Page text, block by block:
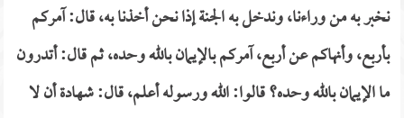
نخبر به من وراءنا، وندخل به الجنة إذا نحن أخذنا به، قال: آمركم
بأربع، وأنهاكم عن أربع، آمركم بالإيمان بالله وحده، ثم قال: أتدرون
ما الإيمان بالله وحده؟ قالوا: الله ورسوله أعلم، قال: شهادة أن لا